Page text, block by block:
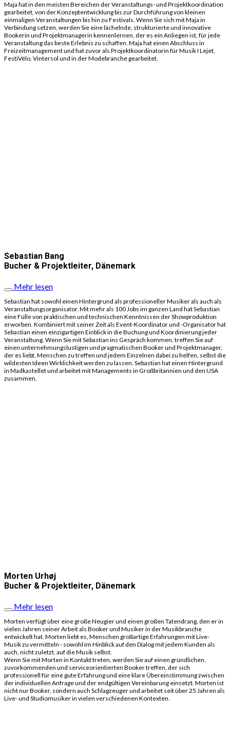
Maja hat in den meisten Bereichen der Veranstaltungs- und Projektkoordination
gearbeitet, von der Konzeptentwicklung bis zur Durchführung von kleinen
einmaligen Veranstaltungen bis hin zu Festivals. Wenn Sie sich mit Maja in
Verbindung setzen, werden Sie eine lächelnde, strukturierte und innovative
Bookerin und Projektmanagerin kennenlernen, der es ein Anliegen ist, für jede
Veranstaltung das beste Erlebnis zu schaffen. Maja hat einen Abschluss in
Freizeitmanagement und hat zuvor als Projektkoordinatorin für Musik I Lejet,
FestiVélo, Vintersol und in der Modebranche gearbeitet.
Sebastian Bang
Bucher & Projektleiter, Dänemark
Mehr lesen
Sebastian hat sowohl einen Hintergrund als professioneller Musiker als auch als
Veranstaltungsorganisator. Mit mehr als 100 Jobs im ganzen Land hat Sebastian
eine Fülle von praktischen und technischen Kenntnissen der Showproduktion
erworben. Kombiniert mit seiner Zeit als Event-Koordinator und -Organisator hat
Sebastian einen einzigartigen Einblick in die Buchung und Koordinierung jeder
Veranstaltung. Wenn Sie mit Sebastian ins Gespräch kommen, treffen Sie auf
einen unternehmungslustigen und pragmatischen Booker und Projektmanager,
der es liebt, Menschen zu treffen und jedem Einzelnen dabei zu helfen, selbst die
wildesten Ideen Wirklichkeit werden zu lassen. Sebastian hat einen Hintergrund
in Madkastellet und arbeitet mit Managements in Großbritannien und den USA
zusammen.
Morten Urhøj
Bucher & Projektleiter, Dänemark
Mehr lesen
Morten verfügt über eine große Neugier und einen großen Tatendrang, den er in
vielen Jahren seiner Arbeit als Booker und Musiker in der Musikbranche
entwickelt hat. Morten liebt es, Menschen großartige Erfahrungen mit Live-
Musik zu vermitteln - sowohl im Hinblick auf den Dialog mit jedem Kunden als
auch, nicht zuletzt, auf die Musik selbst.
Wenn Sie mit Morten in Kontakt treten, werden Sie auf einen gründlichen,
zuvorkommenden und serviceorientierten Booker treffen, der sich
professionell für eine gute Erfahrung und eine klare Übereinstimmung zwischen
der individuellen Anfrage und der endgültigen Vereinbarung einsetzt. Morten ist
nicht nur Booker, sondern auch Schlagzeuger und arbeitet seit über 25 Jahren als
Live- und Studiomusiker in vielen verschiedenen Kontexten.